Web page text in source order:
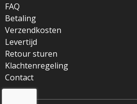
FAQ
Betaling
Verzendkosten
Levertijd
Retour sturen
Klachtenregeling
Contact